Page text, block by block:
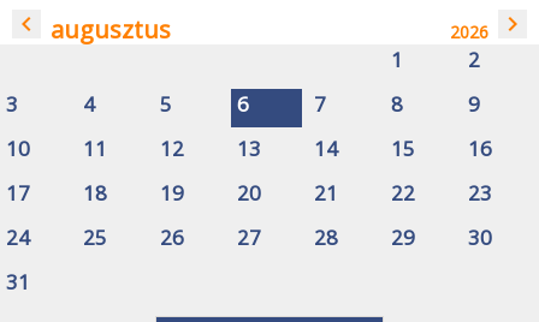
navigate_before augusztus 2026 navigate_next
1
2
3
4 5 6 7 8
9
10
11 12 13 14 15
16
17
18 19 20 21 22
23
24
25 26 27 28 29
30
31